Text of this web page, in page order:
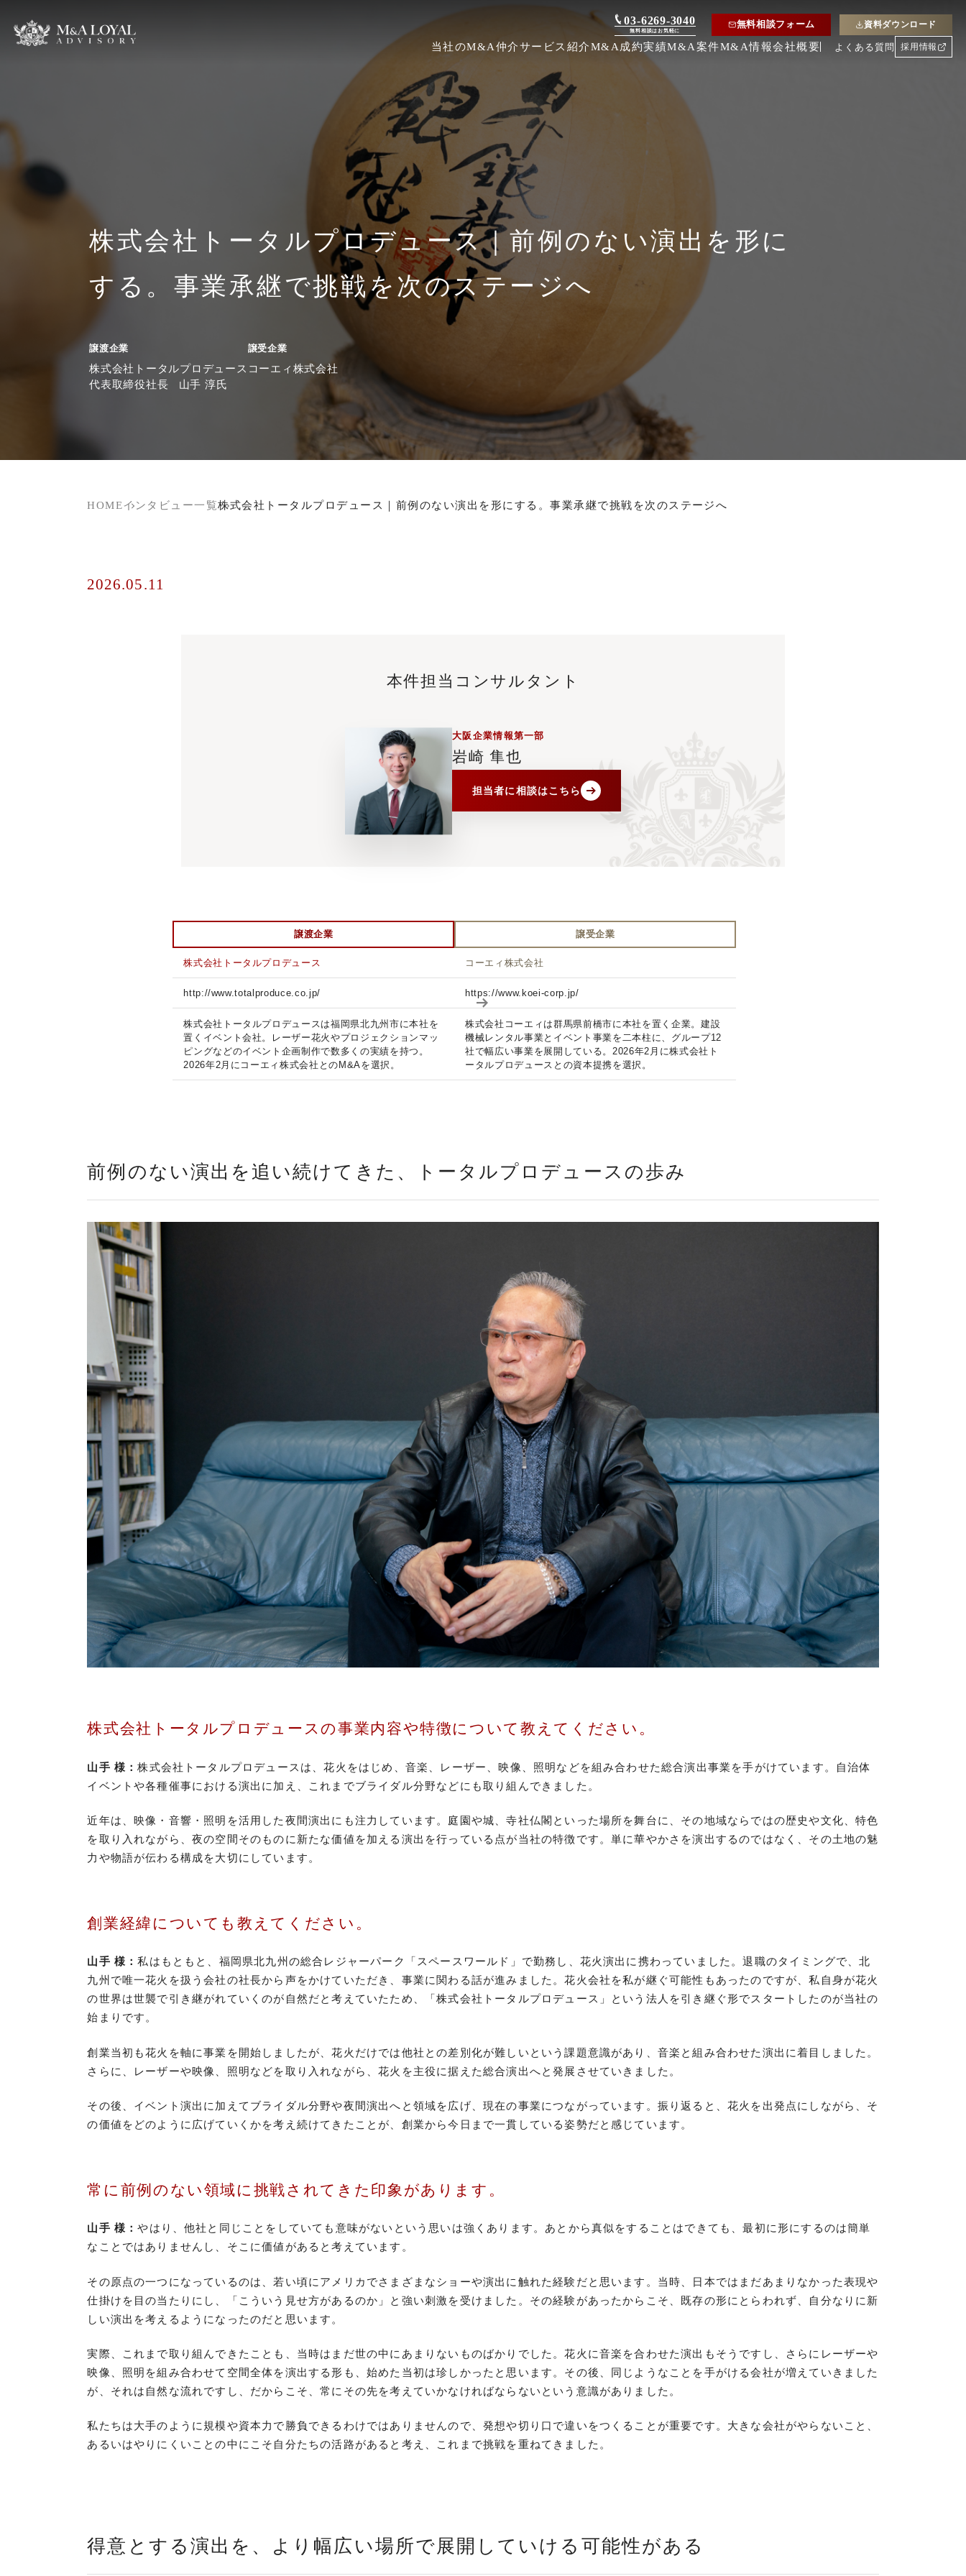
03-6269-3040
無料相談はお気軽に
無料相談フォーム 資料ダウンロード
当社のM&A仲介サービス紹介M&A成約実績M&A案件M&A情報会社概要 よくある質問 採用情報
株式会社トータルプロデュース｜前例のない演出を形に
する。事業承継で挑戦を次のステージへ
譲渡企業
株式会社トータルプロデュース
代表取締役社長 山手 淳氏
譲受企業
コーエィ株式会社
HOMEインタビュー一覧株式会社トータルプロデュース｜前例のない演出を形にする。事業承継で挑戦を次のステージへ
2026.05.11
本件担当コンサルタント
大阪企業情報第一部
岩崎 隼也
担当者に相談はこちら
譲渡企業
株式会社トータルプロデュース
http://www.totalproduce.co.jp/
株式会社トータルプロデュースは福岡県北九州市に本社を
置くイベント会社。レーザー花火やプロジェクションマッ
ピングなどのイベント企画制作で数多くの実績を持つ。
2026年2月にコーエィ株式会社とのM&Aを選択。
譲受企業
コーエィ株式会社
https://www.koei-corp.jp/
株式会社コーエィは群馬県前橋市に本社を置く企業。建設
機械レンタル事業とイベント事業を二本柱に、グループ12
社で幅広い事業を展開している。2026年2月に株式会社ト
ータルプロデュースとの資本提携を選択。
前例のない演出を追い続けてきた、トータルプロデュースの歩み
株式会社トータルプロデュースの事業内容や特徴について教えてください。
山手 様：株式会社トータルプロデュースは、花火をはじめ、音楽、レーザー、映像、照明などを組み合わせた総合演出事業を手がけています。自治体
イベントや各種催事における演出に加え、これまでブライダル分野などにも取り組んできました。
近年は、映像・音響・照明を活用した夜間演出にも注力しています。庭園や城、寺社仏閣といった場所を舞台に、その地域ならではの歴史や文化、特色
を取り入れながら、夜の空間そのものに新たな価値を加える演出を行っている点が当社の特徴です。単に華やかさを演出するのではなく、その土地の魅
力や物語が伝わる構成を大切にしています。
創業経緯についても教えてください。
山手 様：私はもともと、福岡県北九州の総合レジャーパーク「スペースワールド」で勤務し、花火演出に携わっていました。退職のタイミングで、北
九州で唯一花火を扱う会社の社長から声をかけていただき、事業に関わる話が進みました。花火会社を私が継ぐ可能性もあったのですが、私自身が花火
の世界は世襲で引き継がれていくのが自然だと考えていたため、「株式会社トータルプロデュース」という法人を引き継ぐ形でスタートしたのが当社の
始まりです。
創業当初も花火を軸に事業を開始しましたが、花火だけでは他社との差別化が難しいという課題意識があり、音楽と組み合わせた演出に着目しました。
さらに、レーザーや映像、照明などを取り入れながら、花火を主役に据えた総合演出へと発展させていきました。
その後、イベント演出に加えてブライダル分野や夜間演出へと領域を広げ、現在の事業につながっています。振り返ると、花火を出発点にしながら、そ
の価値をどのように広げていくかを考え続けてきたことが、創業から今日まで一貫している姿勢だと感じています。
常に前例のない領域に挑戦されてきた印象があります。
山手 様：やはり、他社と同じことをしていても意味がないという思いは強くあります。あとから真似をすることはできても、最初に形にするのは簡単
なことではありませんし、そこに価値があると考えています。
その原点の一つになっているのは、若い頃にアメリカでさまざまなショーや演出に触れた経験だと思います。当時、日本ではまだあまりなかった表現や
仕掛けを目の当たりにし、「こういう見せ方があるのか」と強い刺激を受けました。その経験があったからこそ、既存の形にとらわれず、自分なりに新
しい演出を考えるようになったのだと思います。
実際、これまで取り組んできたことも、当時はまだ世の中にあまりないものばかりでした。花火に音楽を合わせた演出もそうですし、さらにレーザーや
映像、照明を組み合わせて空間全体を演出する形も、始めた当初は珍しかったと思います。その後、同じようなことを手がける会社が増えていきました
が、それは自然な流れですし、だからこそ、常にその先を考えていかなければならないという意識がありました。
私たちは大手のように規模や資本力で勝負できるわけではありませんので、発想や切り口で違いをつくることが重要です。大きな会社がやらないこと、
あるいはやりにくいことの中にこそ自分たちの活路があると考え、これまで挑戦を重ねてきました。
得意とする演出を、より幅広い場所で展開していける可能性がある